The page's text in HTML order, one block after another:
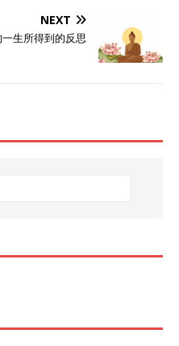
NEXT
生所得到的反思